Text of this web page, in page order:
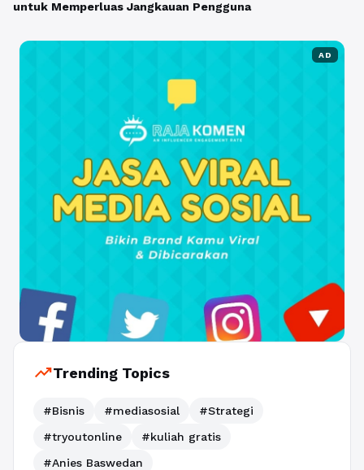
untuk Memperluas Jangkauan Pengguna
AD
trending_upTrending Topics
#Bisnis #mediasosial
#Strategi
#tryoutonline
#kuliah gratis
#Anies Baswedan